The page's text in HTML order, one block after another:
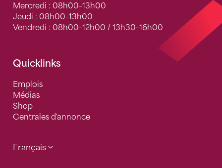
Mercredi : 08h00–13h00
Jeudi : 08h00–13h00
Vendredi : 08h00–12h00 / 13h30–16h00
Quicklinks
Emplois
Médias
Shop
Centrales d'annonce
Français